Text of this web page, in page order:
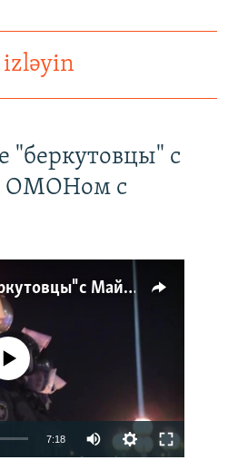
"беркутовцы" с
ОМОНом с
Как украинские "беркутовцы" с Майдана стали ОМОНом с Тверской
currently available
7:18